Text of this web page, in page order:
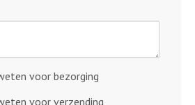
voor bezorging
voor verzending